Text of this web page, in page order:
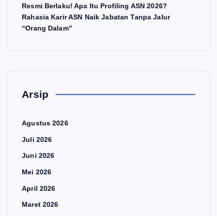
Resmi Berlaku! Apa Itu Profiling ASN 2026?
Rahasia Karir ASN Naik Jabatan Tanpa Jalur
“Orang Dalam”
Arsip
Agustus 2026
Juli 2026
Juni 2026
Mei 2026
April 2026
Maret 2026